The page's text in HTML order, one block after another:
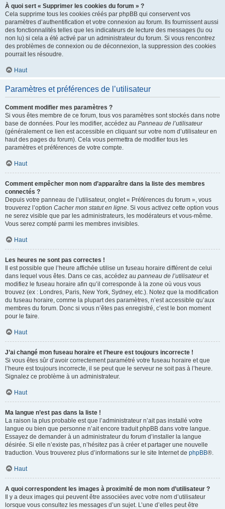
À quoi sert « Supprimer les cookies du forum » ?
Cela supprime tous les cookies créés par phpBB qui conservent vos
paramètres d’authentification et votre connexion au forum. Ils fournissent aussi
des fonctionnalités telles que les indicateurs de lecture des messages (lu ou
non lu) si cela a été activé par un administrateur du forum. Si vous rencontrez
des problèmes de connexion ou de déconnexion, la suppression des cookies
pourrait les résoudre.
Haut
Paramètres et préférences de l’utilisateur
Comment modifier mes paramètres ?
Si vous êtes membre de ce forum, tous vos paramètres sont stockés dans notre
base de données. Pour les modifier, accédez au Panneau de l’utilisateur
(généralement ce lien est accessible en cliquant sur votre nom d’utilisateur en
haut des pages du forum). Cela vous permettra de modifier tous les
paramètres et préférences de votre compte.
Haut
Comment empêcher mon nom d’apparaître dans la liste des membres
connectés ?
Depuis votre panneau de l’utilisateur, onglet « Préférences du forum », vous
trouverez l’option Cacher mon statut en ligne. Si vous activez cette option vous
ne serez visible que par les administrateurs, les modérateurs et vous-même.
Vous serez compté parmi les membres invisibles.
Haut
Les heures ne sont pas correctes !
Il est possible que l’heure affichée utilise un fuseau horaire différent de celui
dans lequel vous êtes. Dans ce cas, accédez au panneau de l’utilisateuret
modifiez le fuseau horaire afin qu’il corresponde à la zone où vous vous
trouvez (ex : Londres, Paris, New York, Sydney, etc.). Notez que la modification
du fuseau horaire, comme la plupart des paramètres, n’est accessible qu’aux
membres du forum. Donc si vous n’êtes pas enregistré, c’est le bon moment
pour le faire.
Haut
J’ai changé mon fuseau horaire et l’heure est toujours incorrecte !
Si vous êtes sûr d’avoir correctement paramétré votre fuseau horaire et que
l’heure est toujours incorrecte, il se peut que le serveur ne soit pas à l’heure.
Signalez ce problème à un administrateur.
Haut
Ma langue n’est pas dans la liste !
La raison la plus probable est que l’administrateur n’ait pas installé votre
langue ou bien que personne n’ait encore traduit phpBB dans votre langue.
Essayez de demander à un administrateur du forum d’installer la langue
désirée. Si elle n’existe pas, n’hésitez pas à créer et partager une nouvelle
traduction. Vous trouverez plus d’informations sur le site Internet de phpBB®.
Haut
A quoi correspondent les images à proximité de mon nom d’utilisateur ?
Il y a deux images qui peuvent être associées avec votre nom d’utilisateur
lorsque vous consultez les messages d’un sujet. L’une d’elles peut être